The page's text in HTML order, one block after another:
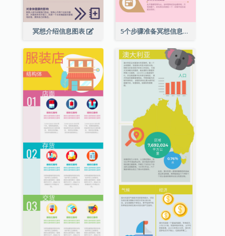
冥想介绍信息图表 5个步骤准备冥想信息图表